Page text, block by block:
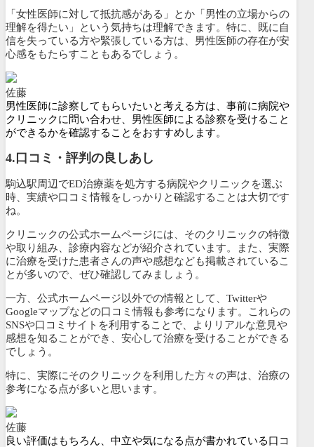
「女性医師に対して抵抗感がある」とか「男性の立場からの
理解を得たい」という気持ちは理解できます。特に、既に自
信を失っている方や緊張している方は、男性医師の存在が安
心感をもたらすこともあるでしょう。
佐藤
男性医師に診察してもらいたいと考える方は、事前に病院や
クリニックに問い合わせ、男性医師による診察を受けること
ができるかを確認することをおすすめします。
4.口コミ・評判の良しあし
駒込駅周辺でED治療薬を処方する病院やクリニックを選ぶ
時、実績や口コミ情報をしっかりと確認することは大切です
ね。
クリニックの公式ホームページには、そのクリニックの特徴
や取り組み、診療内容などが紹介されています。また、 実際
に治療を受けた患者さんの声や感想なども掲載されているこ
とが多いので、ぜひ確認してみましょう。
一方、公式ホームページ以外での情報として、Twitterや
Googleマップなどの口コミ情報も参考になります。これらの
SNSや口コミサイトを利用することで、よりリアルな意見や
感想を知ることができ、安心して治療を受けることができる
でしょう。
特に、実際にそのクリニックを利用した方々の声は、治療の
参考になる点が多いと思います。
佐藤
良い評価はもちろん、中立や気になる点が書かれている口コ